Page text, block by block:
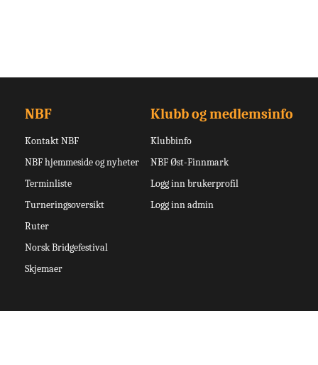
NBF
Kontakt NBF
NBF hjemmeside og nyheter
Terminliste
Turneringsoversikt
Ruter
Norsk Bridgefestival
Skjemaer
Klubb og medlemsinfo
Klubbinfo
NBF Øst-Finnmark
Logg inn brukerprofil
Logg inn admin